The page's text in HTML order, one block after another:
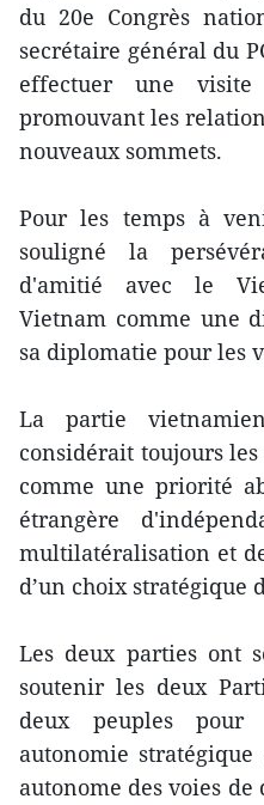
du 20e Congrès
secrétaire général du
effectuer une
promouvant les
nouveaux sommets.
Pour les temps à
souligné la
d'amitié avec le
Vietnam comme une
sa diplomatie pour les
La partie
considérait toujours
comme une priorité
étrangère
multilatéralisation et
d’un choix stratégique
Les deux parties ont
soutenir les deux
deux peuples pour
autonomie
autonome des voies